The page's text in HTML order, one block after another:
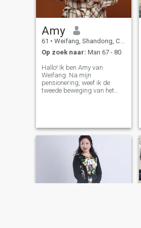
Amy
61 • Weifang, Shandong, China
Op zoek naar: Man 67 - 80
Hallo! Ik ben Amy van
Weifang. Na mijn
pensionering, weef ik de
tweede beweging van het
lucht veranderen in vissen
zwemmen in de wolken; 's
Middags zit ik altijd voor de
zandkap ztwo en laat ik de
rimpels van "Fisherman's
Song at Dusk" zich
verspreiden Boven de
pianokamer bedekt met